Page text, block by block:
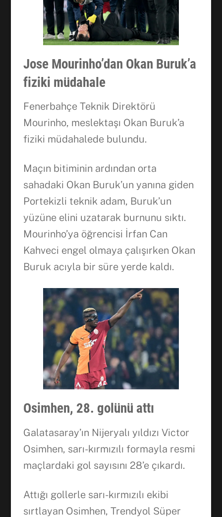
Jose Mourinho’dan Okan Buruk’a
fiziki müdahale
Fenerbahçe Teknik Direktörü
Mourinho, meslektaşı Okan Buruk’a
fiziki müdahalede bulundu.
Maçın bitiminin ardından orta
sahadaki Okan Buruk’un yanına giden
Portekizli teknik adam, Buruk’un
yüzüne elini uzatarak burnunu sıktı.
Mourinho’ya öğrencisi İrfan Can
Kahveci engel olmaya çalışırken Okan
Buruk acıyla bir süre yerde kaldı.
Osimhen, 28. golünü attı
Galatasaray’ın Nijeryalı yıldızı Victor
Osimhen, sarı-kırmızılı formayla resmi
maçlardaki gol sayısını 28’e çıkardı.
Attığı gollerle sarı-kırmızılı ekibi
sırtlayan Osimhen, Trendyol Süper